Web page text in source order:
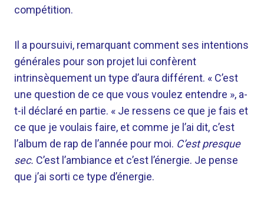
compétition.
Il a poursuivi, remarquant comment ses intentions
générales pour son projet lui confèrent
intrinsèquement un type d’aura différent. « C’est
une question de ce que vous voulez entendre », a-
t-il déclaré en partie. « Je ressens ce que je fais et
ce que je voulais faire, et comme je l’ai dit, c’est
l’album de rap de l’année pour moi. C’est presque
sec. C’est l’ambiance et c’est l’énergie. Je pense
que j’ai sorti ce type d’énergie.